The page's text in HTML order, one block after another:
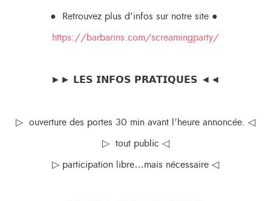
● Retrouvez plus d’infos sur notre site ●
https://barbarins.com/screamingparty/
►► 𝗟𝗘𝗦 𝗜𝗡𝗙𝗢𝗦 𝗣𝗥𝗔𝗧𝗜𝗤𝗨𝗘𝗦 ◄◄
▷ ouverture des portes 30 min avant l’heure annoncée. ◁
▷ tout public ◁
▷ participation libre…mais nécessaire ◁